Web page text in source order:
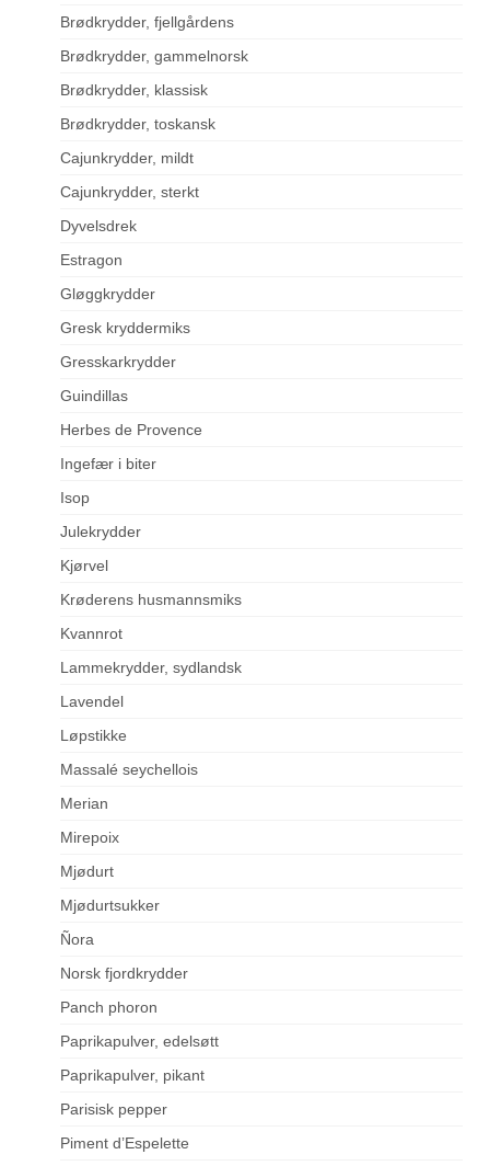
Brødkrydder, fjellgårdens
Brødkrydder, gammelnorsk
Brødkrydder, klassisk
Brødkrydder, toskansk
Cajunkrydder, mildt
Cajunkrydder, sterkt
Dyvelsdrek
Estragon
Gløggkrydder
Gresk kryddermiks
Gresskarkrydder
Guindillas
Herbes de Provence
Ingefær i biter
Isop
Julekrydder
Kjørvel
Krøderens husmannsmiks
Kvannrot
Lammekrydder, sydlandsk
Lavendel
Løpstikke
Massalé seychellois
Merian
Mirepoix
Mjødurt
Mjødurtsukker
Ñora
Norsk fjordkrydder
Panch phoron
Paprikapulver, edelsøtt
Paprikapulver, pikant
Parisisk pepper
Piment d’Espelette